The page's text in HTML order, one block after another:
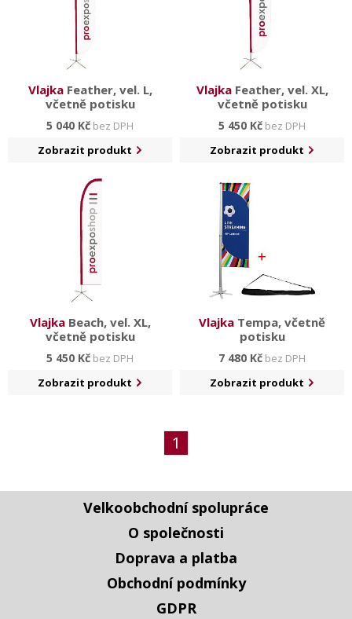
VlajkaFeather, vel. L,
včetně potisku
5 040 Kč bez DPH
Zobrazit produkt
VlajkaFeather, vel. XL,
včetně potisku
5 450 Kč bez DPH
Zobrazit produkt
VlajkaBeach, vel. XL,
včetně potisku
5 450 Kč bez DPH
Zobrazit produkt
Vlajka Tempa, včetně
potisku
7 480 Kč bez DPH
Zobrazit produkt
1
Velkoobchodní spolupráce
O společnosti
Doprava a platba
Obchodní podmínky
GDPR